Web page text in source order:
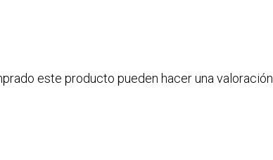
este producto pueden hacer una valoración.